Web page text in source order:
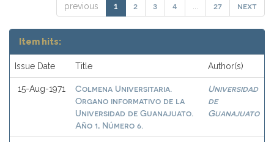
previous 1 2 3 4 27 next
Item hits:
Issue Date Title Author(s)
15-Aug-1971
Colmena Universitaria.
Organo informativo de la
Universidad de Guanajuato.
Año 1, Número 6.
Universidad
de
Guanajuato